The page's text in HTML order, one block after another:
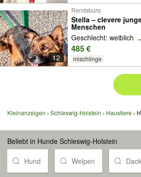
12
Rendsburg
Stella – clevere
Menschen
Geschlecht: weiblich
485 €
mischlinge
Kleinanzeigen Schleswig-Holstein Haustiere
Beliebt in Hunde Schleswig-Holstein
Hund Welpen